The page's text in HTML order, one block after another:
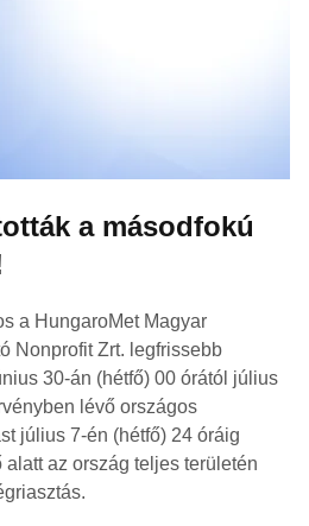
a másodfokú
a HungaroMet Magyar
Nonprofit Zrt. legfrissebb
30-án (hétfő) 00 órától július
lévő országos
július 7-én (hétfő) 24 óráig
az ország teljes területén